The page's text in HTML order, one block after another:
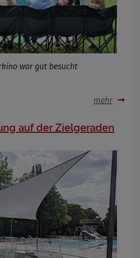
war gut besucht
mehr
auf der Zielgeraden